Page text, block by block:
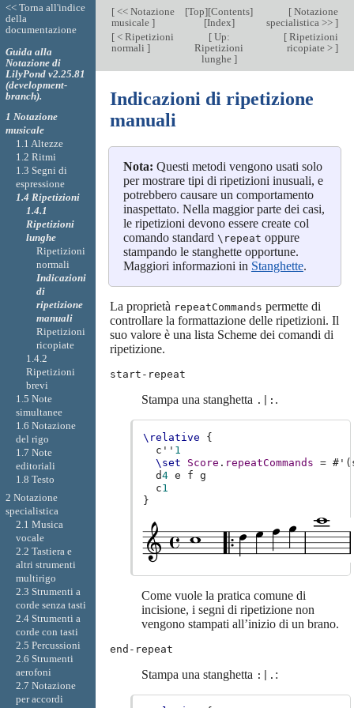
[<< Notazione
musicale ]
[Top][Contents]
[Index]
[Notazione
specialistica >> ]
[< Ripetizioni
normali ]
[Up:
Ripetizioni
lunghe ]
[Ripetizioni
ricopiate > ]
Indicazioni di ripetizione
manuali
Nota: Questi metodi vengono usati solo
per mostrare tipi di ripetizioni inusuali, e
potrebbero causare un comportamento
inaspettato. Nella maggior parte dei casi,
le ripetizioni devono essere create col
comando standard \repeat oppure
stampando le stanghette opportune.
Maggiori informazioni in Stanghette.
La proprietà repeatCommands permette di
controllare la formattazione delle ripetizioni. Il
suo valore è una lista Scheme dei comandi di
ripetizione.
start-repeat
Stampa una stanghetta .|: .
\relative
{
c'' 1
\set
Score . repeatCommands = # ' (
d4 e f
g
c1
}
Come vuole la pratica comune di
incisione, i segni di ripetizione non
vengono stampati all’inizio di un brano.
end-repeat
Stampa una stanghetta :|. :
<< Torna all'indice
della
documentazione
Guida alla
Notazione di
LilyPond v2.25.81
(development-
branch).
1 Notazione
musicale
1.1 Altezze
1.2 Ritmi
1.3 Segni di
espressione
1.4 Ripetizioni
1.4.1
Ripetizioni
lunghe
Ripetizioni
normali
Indicazioni
di
ripetizione
manuali
Ripetizioni
ricopiate
1.4.2
Ripetizioni
brevi
1.5 Note
simultanee
1.6 Notazione
del rigo
1.7 Note
editoriali
1.8 Testo
2 Notazione
specialistica
2.1 Musica
vocale
2.2 Tastiera e
altri strumenti
multirigo
2.3 Strumenti a
corde senza tasti
2.4 Strumenti a
corde con tasti
2.5 Percussioni
2.6 Strumenti
aerofoni
2.7 Notazione
per accordi